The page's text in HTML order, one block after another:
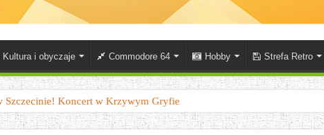
Kultura i obyczaje Commodore 64 Hobby Strefa Retro
w czasie do 2002 roku